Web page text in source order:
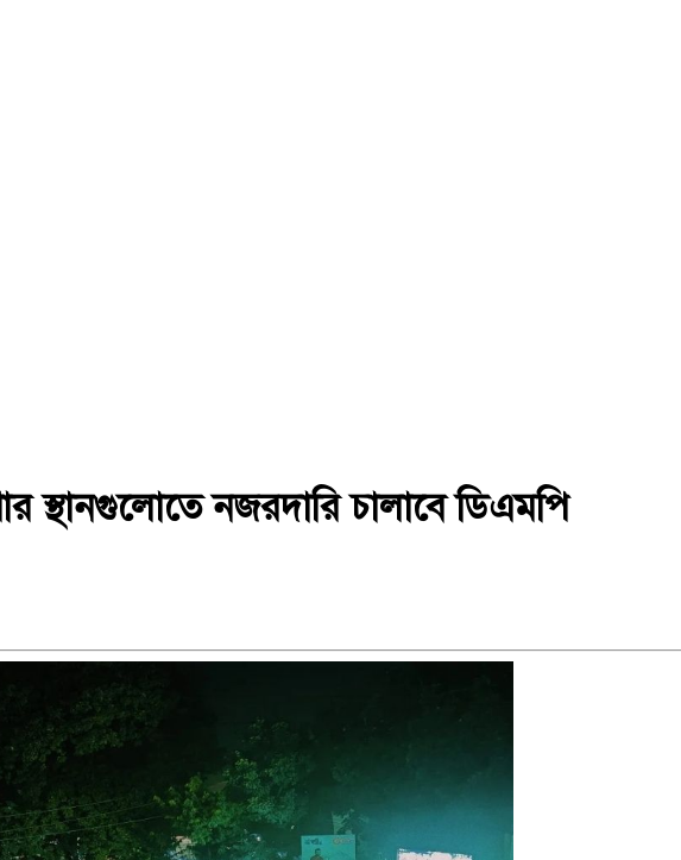
স্থানগুলোতে নজরদারি চালাবে ডিএমপি